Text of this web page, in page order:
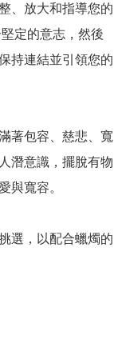
、放大和指導您的
定的意志，然後
持連結並引領您的
著包容、慈悲、寬
潛意識，擺脫有物
與寬容。
選，以配合蠟燭的